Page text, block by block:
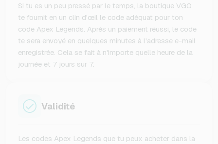
Si tu es un peu pressé par le temps, la boutique VGO
te fournit en un clin d'œil le code adéquat pour ton
code Apex Legends. Après un paiement réussi, le code
te sera envoyé en quelques minutes à l'adresse e-mail
enregistrée. Cela se fait à n'importe quelle heure de la
journée et 7 jours sur 7.
Validité
Les codes Apex Legends que tu peux acheter dans la